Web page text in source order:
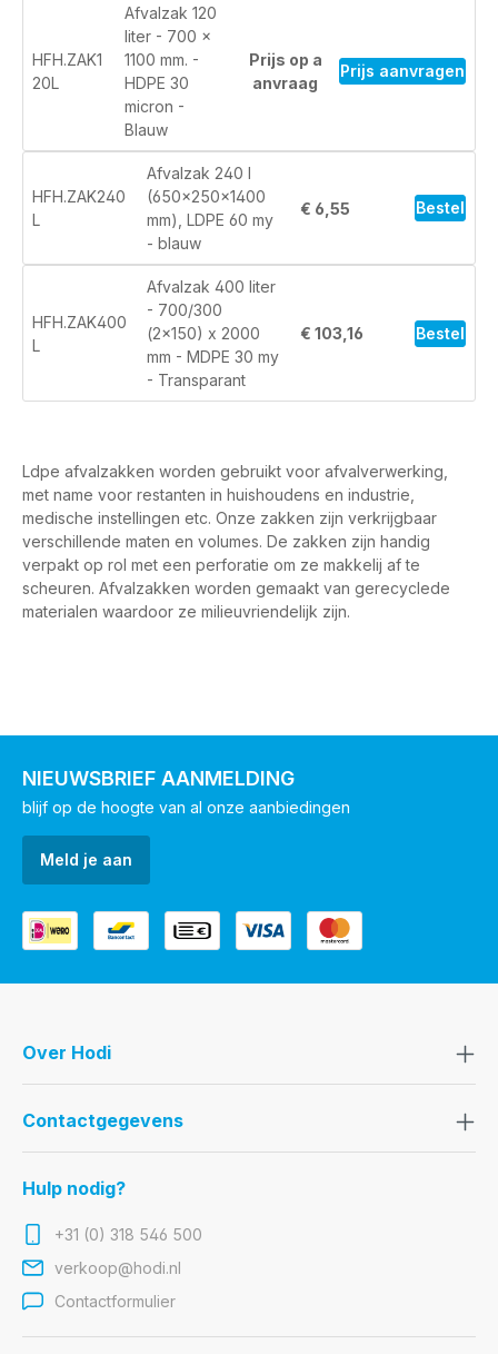
HFH.ZAK1
20L
Afvalzak 120
liter - 700 x
1100 mm. -
HDPE 30
micron -
Blauw
Prijs op a
anvraag
Prijs aanvragen
HFH.ZAK240
L
Afvalzak 240 l
(650×250×1400
mm), LDPE 60 my
- blauw
€ 6,55 Bestel
HFH.ZAK400
L
Afvalzak 400 liter
- 700/300
(2x150) x 2000
mm - MDPE 30 my
- Transparant
€ 103,16 Bestel
Ldpe afvalzakken worden gebruikt voor afvalverwerking,
met name voor restanten in huishoudens en industrie,
medische instellingen etc. Onze zakken zijn verkrijgbaar
verschillende maten en volumes. De zakken zijn handig
verpakt op rol met een perforatie om ze makkelij af te
scheuren. Afvalzakken worden gemaakt van gerecyclede
materialen waardoor ze milieuvriendelijk zijn.
NIEUWSBRIEF AANMELDING
blijf op de hoogte van al onze aanbiedingen
Meld je aan
Over Hodi
Contactgegevens
Hulp nodig?
+31 (0) 318 546 500
verkoop@hodi.nl
Contactformulier